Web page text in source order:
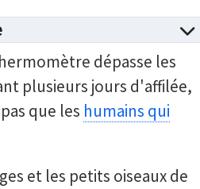
dépasse les
plusieurs jours d'affilée,
que les humains qui
et les petits oiseaux de